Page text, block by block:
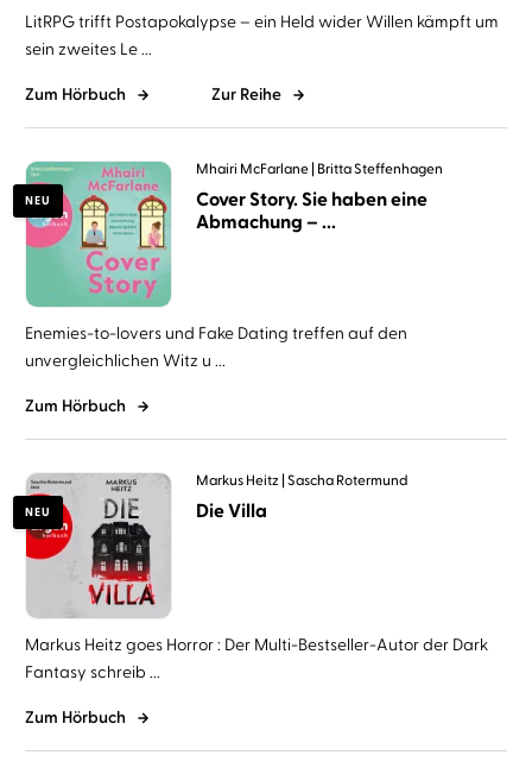
LitRPG trifft Postapokalypse – ein Held wider Willen kämpft um
sein zweites Le ...
Zum Hörbuch Zur Reihe
NEU
Mhairi McFarlane Britta Steffenhagen
Cover Story. Sie haben eine
Abmachung – ...
Enemies-to-lovers und Fake Dating treffen auf den
unvergleichlichen Witz u ...
Zum Hörbuch
NEU
Markus Heitz Sascha Rotermund
Die Villa
Markus Heitz goes Horror : Der Multi-Bestseller-Autor der Dark
Fantasy schreib ...
Zum Hörbuch